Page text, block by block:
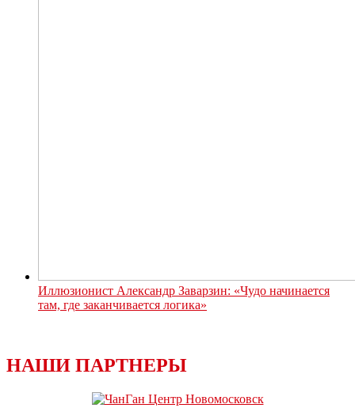
Иллюзионист Александр Заварзин: «Чудо начинается
там, где заканчивается логика»
НАШИ ПАРТНЕРЫ